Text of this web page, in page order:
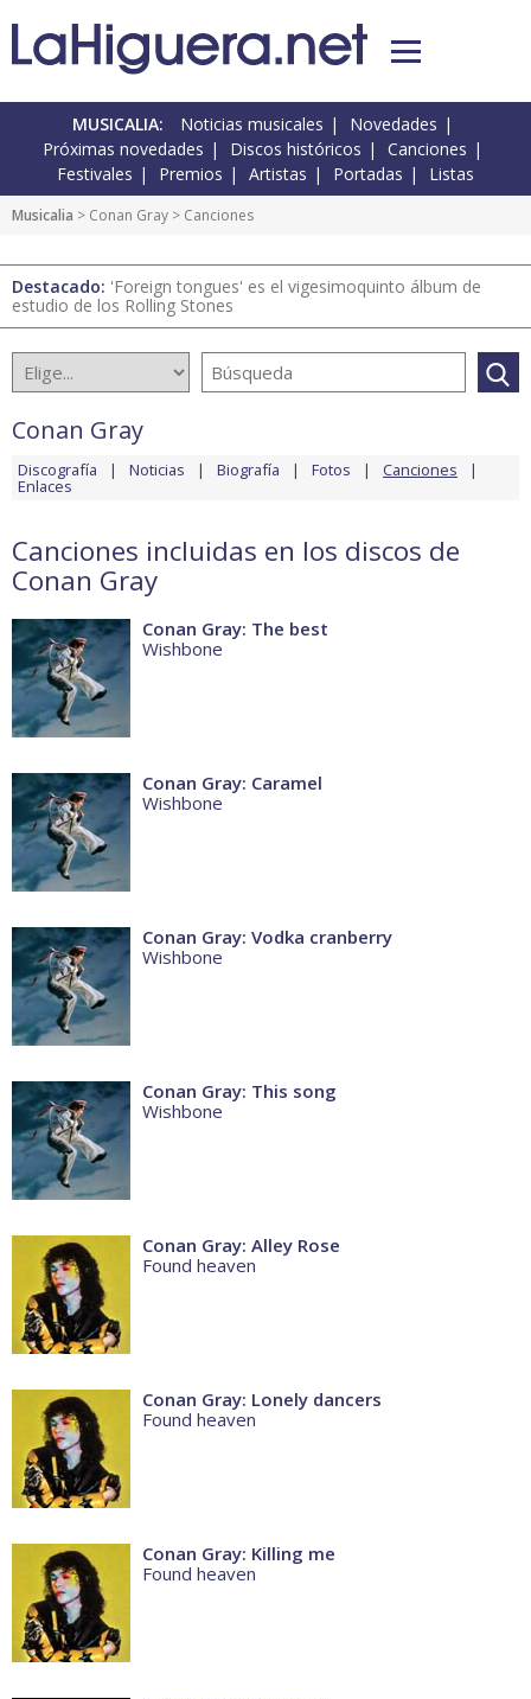
MUSICALIA: Noticias musicales
Novedades
Próximas novedades
Discos históricos
Canciones
Festivales
Premios Artistas Portadas Listas
Musicalia > Conan Gray > Canciones
Destacado: 'Foreign tongues' es el vigesimoquinto álbum de
estudio de los Rolling Stones
Conan Gray
Discografía Noticias Biografía Fotos Canciones
Enlaces
Canciones incluidas en los discos de
Conan Gray
Conan Gray: The best
Wishbone
Conan Gray: Caramel
Wishbone
Conan Gray: Vodka cranberry
Wishbone
Conan Gray: This song
Wishbone
Conan Gray: Alley Rose
Found heaven
Conan Gray: Lonely dancers
Found heaven
Conan Gray: Killing me
Found heaven